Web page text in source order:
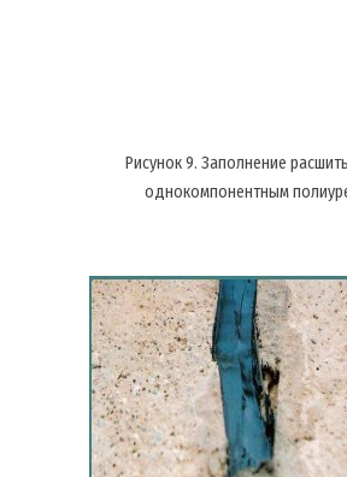
Рисунок 9. Заполнение
однокомпонентным